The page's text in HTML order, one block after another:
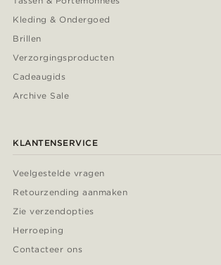
Kleding & Ondergoed
Brillen
Verzorgingsproducten
Cadeaugids
Archive Sale
KLANTENSERVICE
Veelgestelde vragen
Retourzending aanmaken
Zie verzendopties
Herroeping
Contacteer ons